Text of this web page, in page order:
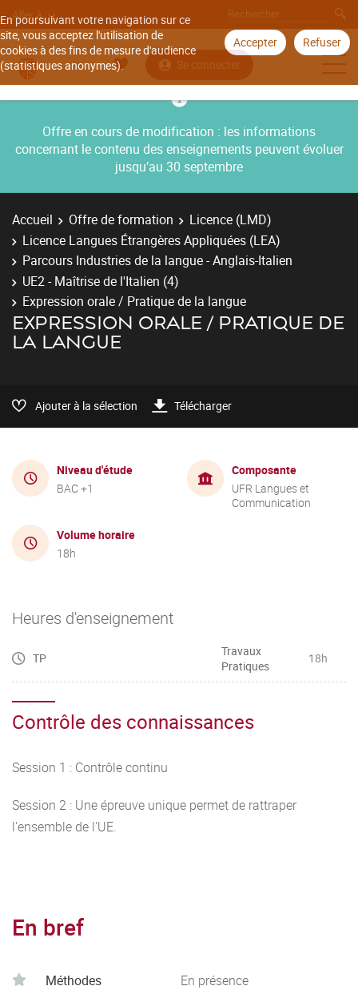
En poursuivant votre navigation sur ce
site, vous acceptez l'utilisation de
cookies à des fins de mesure d'audience
(statistiques anonymes).
Accepter Refuser
Aller à
Se connecter
Offre en cours de modification : les informations
concernant le contenu des enseignements peuvent évoluer
jusqu’au 30 septembre
Accueil Offre de formation
Licence (LMD)
Licence Langues Étrangères Appliquées (LEA)
Parcours Industries de la langue - Anglais-Italien
UE2 - Maîtrise de l'Italien (4)
Expression orale / Pratique de la langue
EXPRESSION ORALE / PRATIQUE DE
LA LANGUE
Ajouter à la sélection Télécharger
Niveau d'étude
BAC +1
Composante
UFR Langues et
Communication
Volume horaire
18h
Heures d'enseignement
TP
Travaux
Pratiques
18h
Contrôle des connaissances
Session 1 : Contrôle continu
Session 2 : Une épreuve unique permet de rattraper
l'ensemble de l'UE.
En bref
Méthodes
En présence